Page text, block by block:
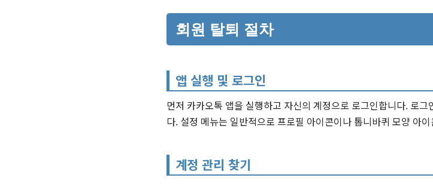
회원 탈퇴 절차
앱 실행 및 로그인
먼저 카카오톡 앱을 실행하고 자신의 계정으로 로그인합니다. 로
다. 설정 메뉴는 일반적으로 프로필 아이콘이나 톱니바퀴 모양 아
계정 관리 찾기